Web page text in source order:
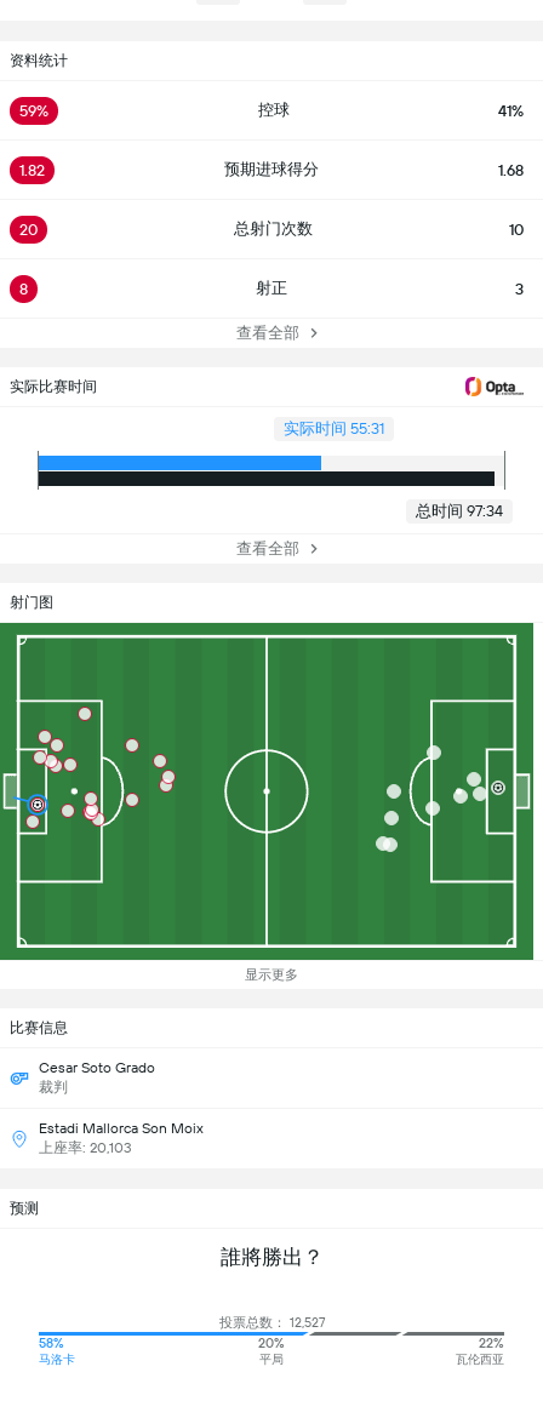
资料统计
59% 控球 41%
1.82 预期进球得分 1.68
20 总射门次数 10
8 射正 3
查看全部
实际比赛时间
实际时间 55:31
总时间 97:34
查看全部
射门图
显示更多
比赛信息
Cesar Soto Grado
裁判
Estadi Mallorca Son Moix
上座率: 20,103
预测
誰將勝出？
投票总数： 12,527
58%
马洛卡
20%
平局
22%
瓦伦西亚